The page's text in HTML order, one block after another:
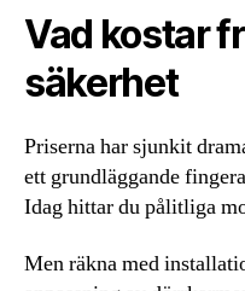
Vad kostar
säkerhet
Priserna har sjunkit
ett grundläggande
Idag hittar du pålitliga
Men räkna med